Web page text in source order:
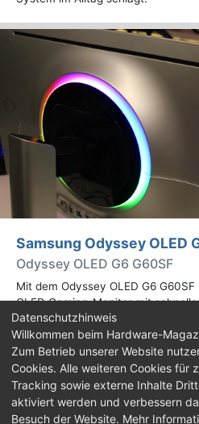
Samsung Odyssey OLED
Odyssey OLED G6 G60SF
Mit dem Odyssey OLED G6
OLED Gaming-Monitor mit
WQHD-Auflösung an. Wir haben
Herz und Nieren geprüft.
Impressum| Kontakt |
Consent‑Einstellungen |
Datenschutzhinweis
Willkommen beim Hardware-
Zum Betrieb unserer Website
Cookies. Alle weiteren Cookies für
Tracking sowie externe Inhalte
aktiviert werden und verbessern
Besuch der Website. Mehr